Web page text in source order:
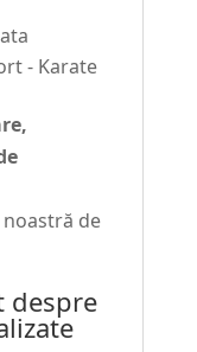
- Karate
de
despre